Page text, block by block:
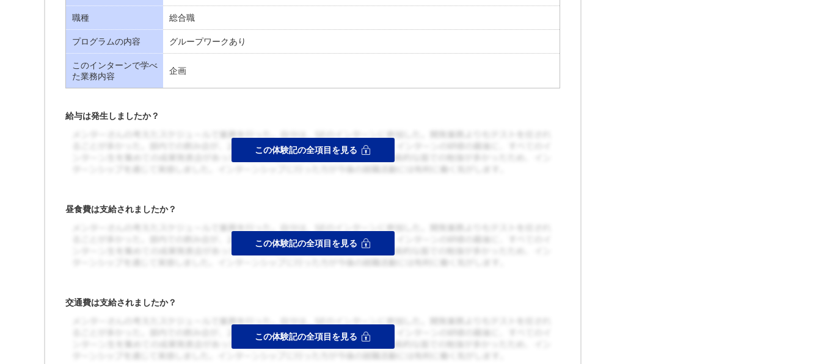
職種 総合職
プログラムの内容 グループワークあり
このインターンで学べ
た業務内容
企画
給与は発生しましたか？
昼食費は支給されましたか？
交通費は支給されましたか？